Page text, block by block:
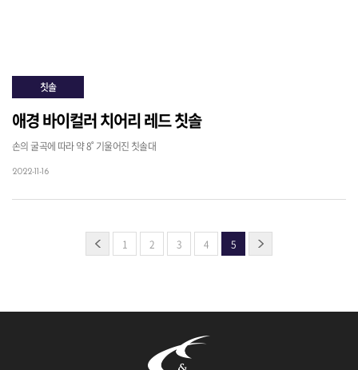
칫솔
애경 바이컬러 치어리 레드 칫솔
손의 굴곡에 따라 약 8˚ 기울어진 칫솔대
2022-11-16
1 2 3 4 5